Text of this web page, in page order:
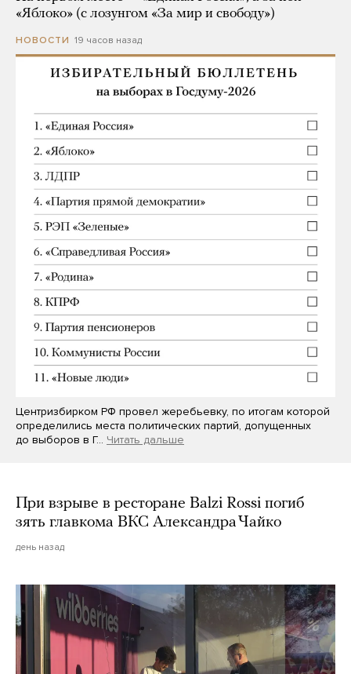
«Яблоко» (с лозунгом «За мир и свободу»)
НОВОСТИ 19 часов назад
Центризбирком РФ провел жеребьевку, по итогам которой
определились места политических партий, допущенных
до выборов в Г… Читать дальше
При взрыве в ресторане Balzi Rossi погиб
зять главкома ВКС Александра Чайко
день назад